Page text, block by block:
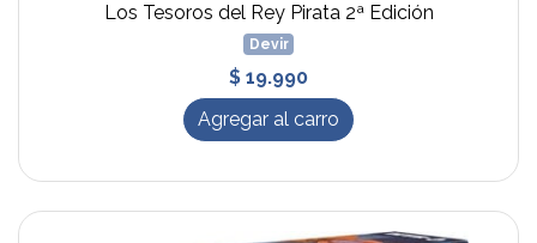
Los Tesoros del Rey Pirata 2ª Edición
Devir
$ 19.990
Agregar al carro